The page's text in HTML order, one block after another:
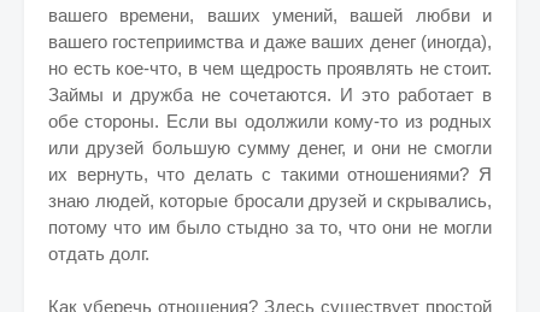
вашего времени, ваших умений, вашей любви и
вашего гостеприимства и даже ваших денег (иногда),
но есть кое-что, в чем щедрость проявлять не стоит.
Займы и дружба не сочетаются. И это работает в
обе стороны. Если вы одолжили кому-то из родных
или друзей большую сумму денег, и они не смогли
их вернуть, что делать с такими отношениями? Я
знаю людей, которые бросали друзей и скрывались,
потому что им было стыдно за то, что они не могли
отдать долг.
Как уберечь отношения? Здесь существует простой